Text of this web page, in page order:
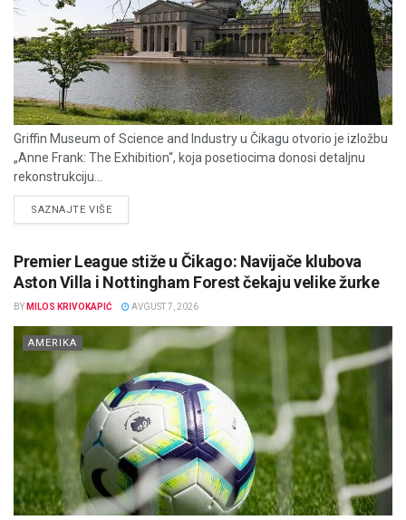
Griffin Museum of Science and Industry u Čikagu otvorio je izložbu
„Anne Frank: The Exhibition“, koja posetiocima donosi detaljnu
rekonstrukciju...
SAZNAJTE VIŠEDETAILS
Premier League stiže u Čikago: Navijače klubova
Aston Villa i Nottingham Forest čekaju velike žurke
BY MILOS KRIVOKAPIĆ AVGUST 7, 2026
AMERIKA